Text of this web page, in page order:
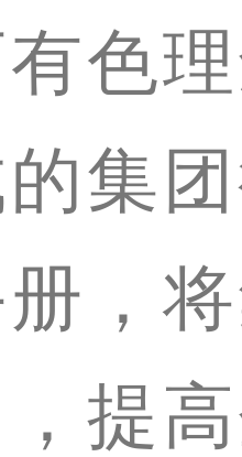
有色
集
，
提